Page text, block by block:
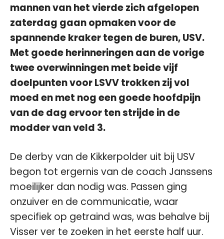
mannen van het vierde zich afgelopen
zaterdag gaan opmaken voor de
spannende kraker tegen de buren, USV.
Met goede herinneringen aan de vorige
twee overwinningen met beide vijf
doelpunten voor LSVV trokken zij vol
moed en met nog een goede hoofdpijn
van de dag ervoor ten strijde in de
modder van veld 3.
De derby van de Kikkerpolder uit bij USV
begon tot ergernis van de coach Janssens
moeilijker dan nodig was. Passen ging
onzuiver en de communicatie, waar
specifiek op getraind was, was behalve bij
Visser ver te zoeken in het eerste half uur.